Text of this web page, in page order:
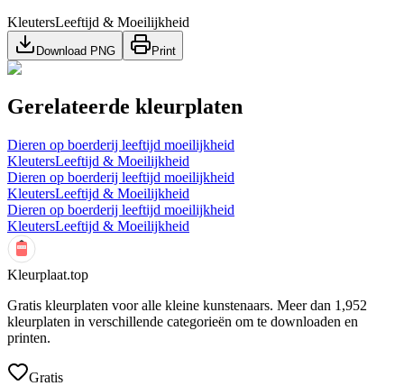
KleutersLeeftijd & Moeilijkheid
Download PNG Print
Gerelateerde kleurplaten
Dieren op boerderij leeftijd moeilijkheid
KleutersLeeftijd & Moeilijkheid
Dieren op boerderij leeftijd moeilijkheid
KleutersLeeftijd & Moeilijkheid
Dieren op boerderij leeftijd moeilijkheid
KleutersLeeftijd & Moeilijkheid
Kleurplaat.top
Gratis kleurplaten voor alle kleine kunstenaars. Meer dan 1,952
kleurplaten in verschillende categorieën om te downloaden en
printen.
Gratis